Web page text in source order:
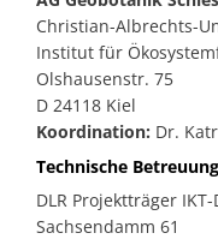
Christian-Albrechts-
Institut für
Olshausenstr. 75
D 24118 Kiel
Koordination: Dr.
Technische Betreuung
DLR Projektträger
Sachsendamm 61